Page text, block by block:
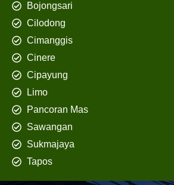
Bojongsari
Cilodong
Cimanggis
Cinere
Cipayung
Limo
Pancoran Mas
Sawangan
Sukmajaya
Tapos